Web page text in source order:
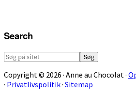
Search
Søg
sitet
Copyright © 2026 · Anne au Chocolat ·
· Privatlivspolitik· Sitemap